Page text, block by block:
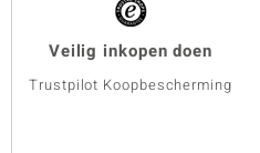
Veilig inkopen doen
Trustpilot Koopbescherming